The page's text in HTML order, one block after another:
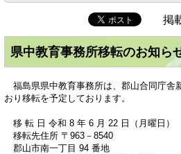
掲
県中教育事務所移転のお知ら
福島県県中教育事務所は、郡山合同庁舎
おり移転を予定しております。
移 転 日 令和 8 年 6 月 22 日（月曜日）
移転先住所 〒963－8540
郡山市南一丁目 94 番地